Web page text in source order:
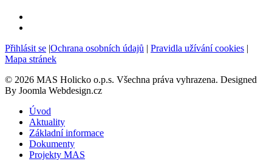
Přihlásit se |Ochrana osobních údajů | Pravidla užívání cookies |
Mapa stránek
© 2026 MAS Holicko o.p.s. Všechna práva vyhrazena. Designed
By Joomla Webdesign.cz
Úvod
Aktuality
Základní informace
Dokumenty
Projekty MAS